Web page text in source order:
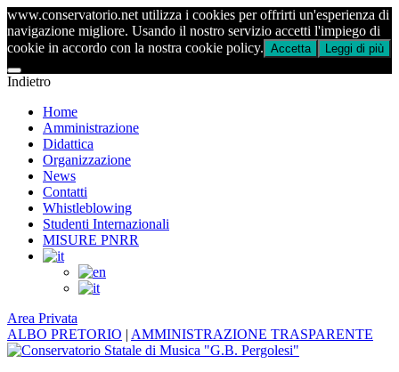
www.conservatorio.net utilizza i cookies per offrirti un'esperienza di
navigazione migliore. Usando il nostro servizio accetti l'impiego di
cookie in accordo con la nostra cookie policy. Accetta Leggi di più
Indietro
Home
Amministrazione
Didattica
Organizzazione
News
Contatti
Whistleblowing
Studenti Internazionali
MISURE PNRR
Area Privata
ALBO PRETORIO | AMMINISTRAZIONE TRASPARENTE